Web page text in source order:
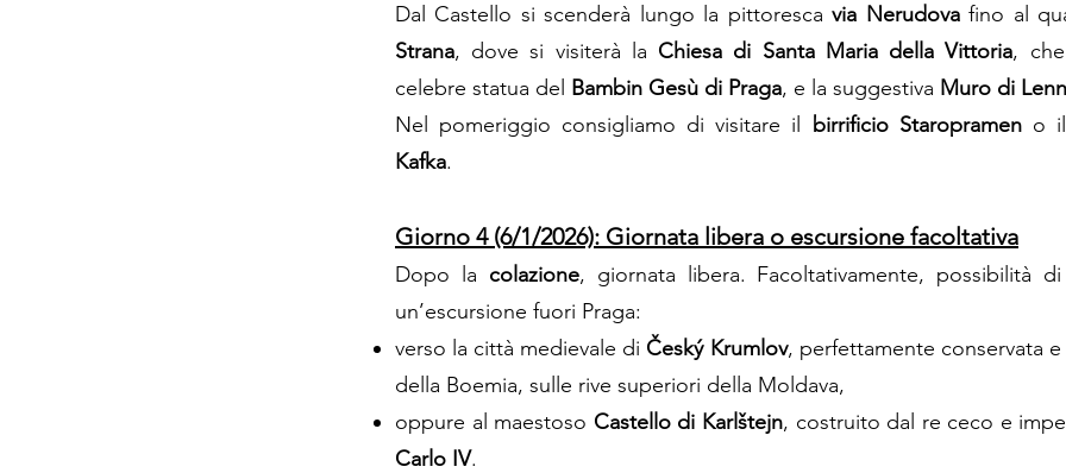
Dal Castello si scenderà lungo la pittorescavia Nerudovafino al
Strana, dove si visiterà la Chiesa di Santa Maria della Vittoria,
celebre statua del Bambin Gesù di Praga, e la suggestiva Muro di
Nel pomeriggio consigliamo di visitare il
birrificio Staroprameno il
Kafka.
Giorno 4 (6/1/2026): Giornata libera o escursione facoltativa
Dopo la colazione, giornata libera. Facoltativamente, possibilità
un’escursione fuori Praga:
verso la città medievale di Český Krumlov, perfettamente conservata e
della Boemia, sulle rive superiori della Moldava,
oppure al maestoso Castello di Karlštejn, costruito dal re ceco e
Carlo IV.